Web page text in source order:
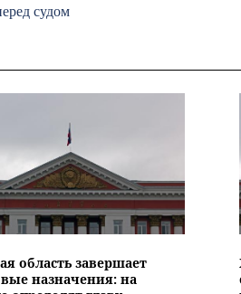
судом
область завершает
назначения: на